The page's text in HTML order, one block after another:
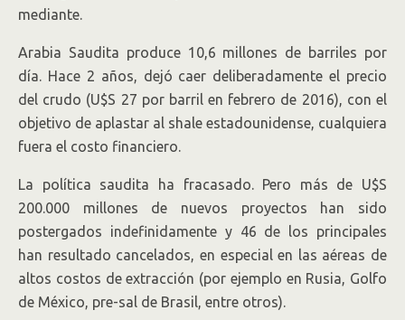
mediante.
Arabia Saudita produce 10,6 millones de barriles por
día. Hace 2 años, dejó caer deliberadamente el precio
del crudo (U$S 27 por barril en febrero de 2016), con el
objetivo de aplastar al shale estadounidense, cualquiera
fuera el costo financiero.
La política saudita ha fracasado. Pero más de U$S
200.000 millones de nuevos proyectos han sido
postergados indefinidamente y 46 de los principales
han resultado cancelados, en especial en las aéreas de
altos costos de extracción (por ejemplo en Rusia, Golfo
de México, pre-sal de Brasil, entre otros).